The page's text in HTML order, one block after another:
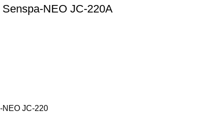
NEO JC-220A